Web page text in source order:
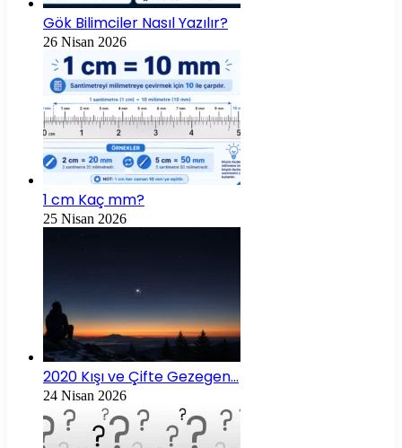
Gök Bilimciler Nasıl Yazılır?
26 Nisan 2026
1 cm Kaç mm?
25 Nisan 2026
2020 Kışı ve Çifte Gezegen…
24 Nisan 2026